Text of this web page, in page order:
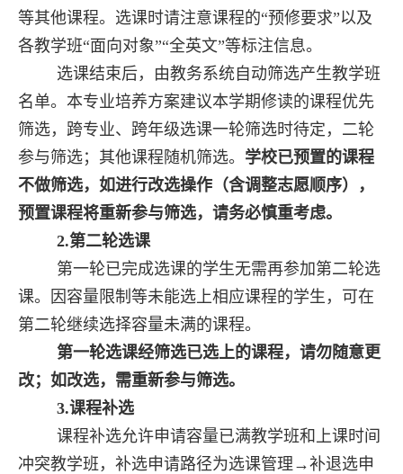
等其他课程。选课时请注意课程的“预修要求”以及
各教学班“面向对象”“全英文”等标注信息。
选课结束后，由教务系统自动筛选产生教学班
名单。本专业培养方案建议本学期修读的课程优先
筛选，跨专业、跨年级选课一轮筛选时待定，二轮
参与筛选；其他课程随机筛选。 学校已预置的课程
不做筛选，如进行改选操作（含调整志愿顺序），
预置课程将重新参与筛选，请务必慎重考虑。
2.第二轮选课
第一轮已完成选课的学生无需再参加第二轮选
课。因容量限制等未能选上相应课程的学生，可在
第二轮继续选择容量未满的课程。
第一轮选课经筛选已选上的课程，请勿随意更
改；如改选，需重新参与筛选。
3.课程补选
课程补选允许申请容量已满教学班和上课时间
冲突教学班，补选申请路径为选课管理→补退选申